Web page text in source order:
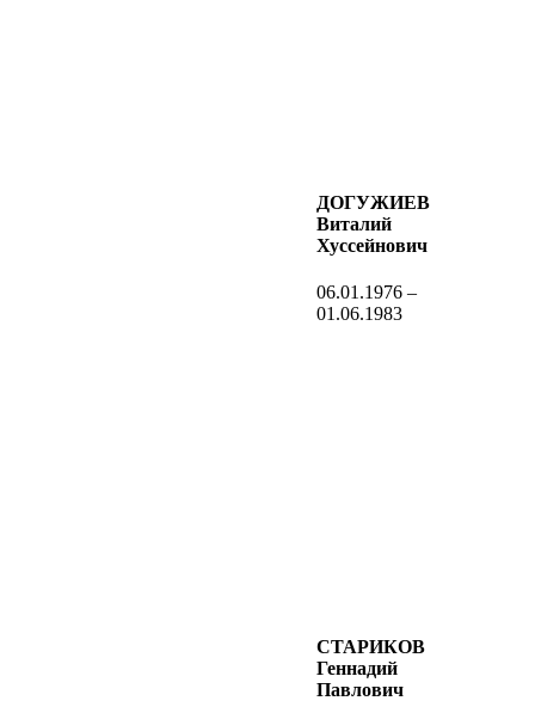
ДОГУЖИЕВ
Виталий
Хуссейнович
06.01.1976 –
01.06.1983
СТАРИКОВ
Геннадий
Павлович